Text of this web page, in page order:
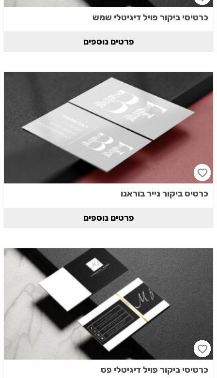
כרטיסי ביקור פויל דיגיטלי שמש
פרטים נוספים
כרטיס ביקור נייר בוראנו
פרטים נוספים
כרטיסי ביקור פויל דיגיטלי פס